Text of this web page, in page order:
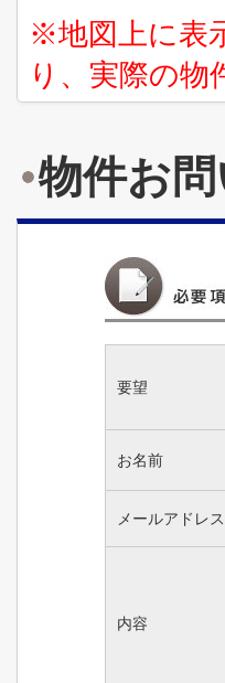
※地図上に表
り、実際の物
物件お
要望
お名前
メールアドレス
内容